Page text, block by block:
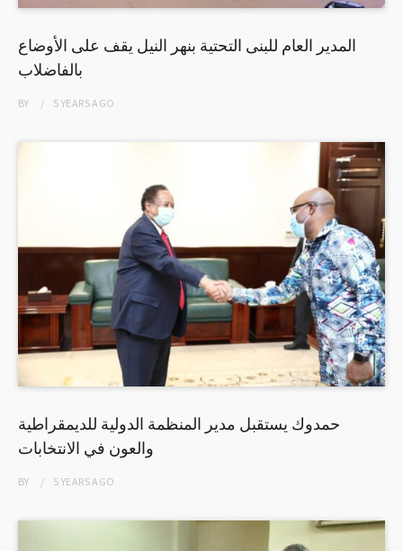
المدير العام للبنى التحتية بنهر النيل يقف على الأوضاع
بالفاضلاب
BY 5 YEARSAGO
حمدوك يستقبل مدير المنظمة الدولية للديمقراطية
والعون في الانتخابات
BY 5 YEARSAGO